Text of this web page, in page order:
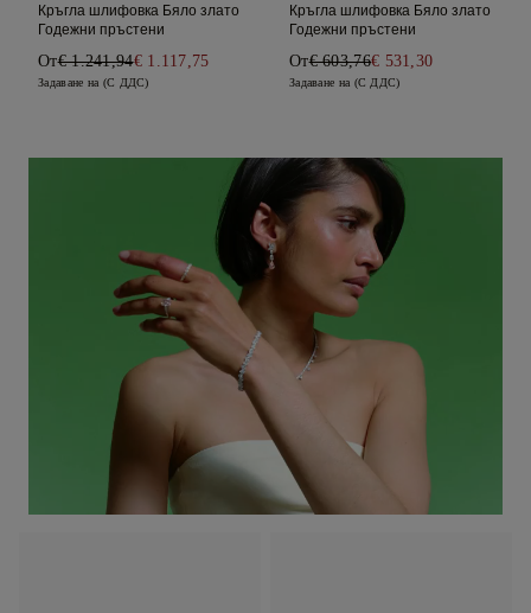
Кръгла шлифовка Бяло злато
Годежни пръстени
От€ 1.241,94€ 1.117,75
Задаване на (С ДДС)
Кръгла шлифовка Бяло злато
Годежни пръстени
От€ 603,76€ 531,30
Задаване на (С ДДС)